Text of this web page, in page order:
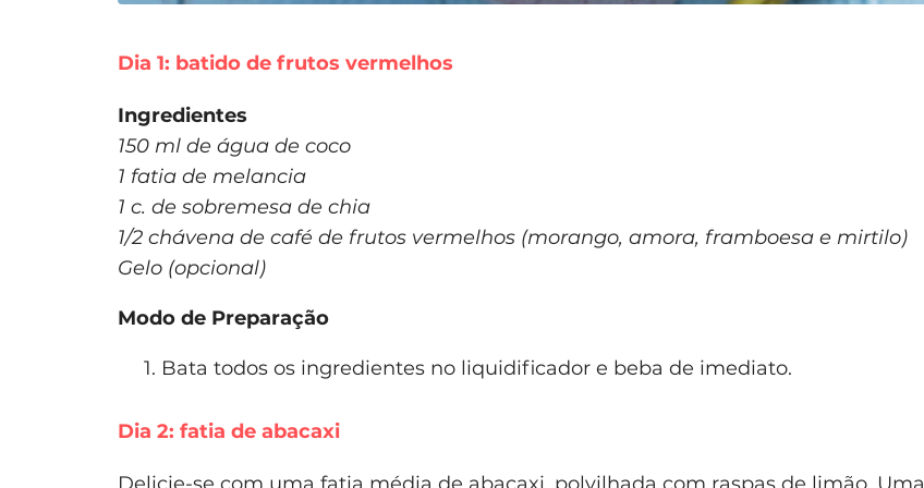
Dia 1: batido de frutos vermelhos
Ingredientes
150 ml de água de coco
1 fatia de melancia
1 c. de sobremesa de chia
1/2 chávena de café de frutos vermelhos (morango, amora, framboesa e mirtilo)
Gelo (opcional)
Modo de Preparação
Bata todos os ingredientes no liquidificador e beba de imediato.
Dia 2: fatia de abacaxi